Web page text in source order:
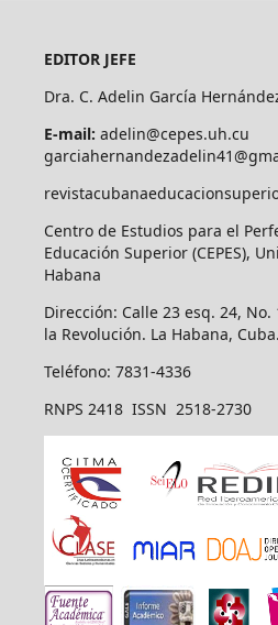
EDITOR JEFE
Dra. C. Adelin García
E-mail: adelin@cepes.uh.cu
Centro de Estudios para el
Educación Superior (CEPES),
Habana
Dirección: Calle 23 esq. 24, No.
la Revolución. La Habana, Cuba.
Teléfono: 7831-4336
RNPS 2418 ISSN 2518-2730